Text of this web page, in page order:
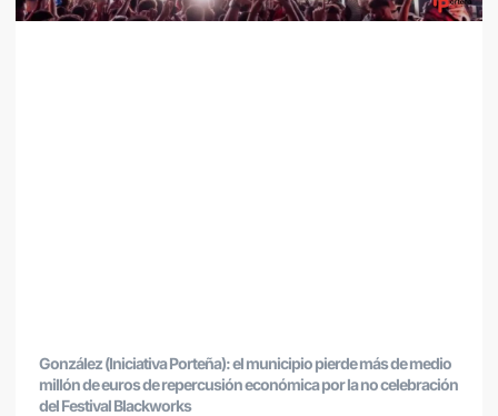
González (Iniciativa Porteña): el municipio pierde más de medio
millón de euros de repercusión económica por la no celebración
del Festival Blackworks